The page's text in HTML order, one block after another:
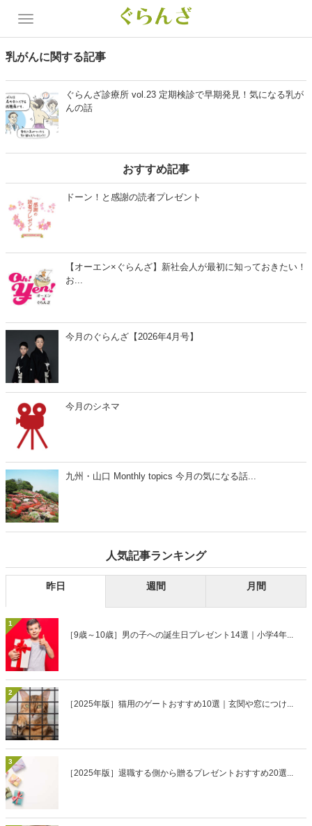
乳がんに関する記事
ぐらんざ診療所 vol.23 定期検診で早期発見！気になる乳が
んの話
おすすめ記事
ドーン！と感謝の読者プレゼント
【オーエン×ぐらんざ】新社会人が最初に知っておきたい！
お...
今月のぐらんざ【2026年4月号】
今月のシネマ
九州・山口 Monthly topics 今月の気になる話...
人気記事ランキング
昨日 週間 月間
1
［9歳～10歳］男の子への誕生日プレゼント14選｜小学4年...
2
［2025年版］猫用のゲートおすすめ10選｜玄関や窓につけ...
3
［2025年版］退職する側から贈るプレゼントおすすめ20選...